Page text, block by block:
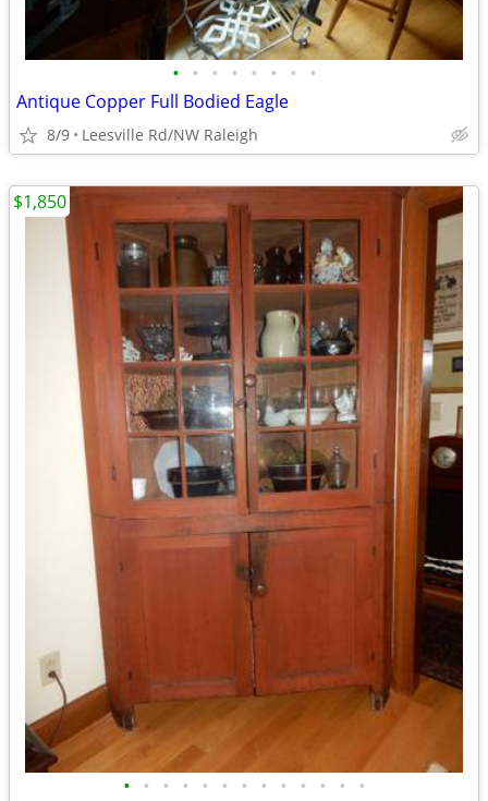
• • • • • • • •
Antique Copper Full Bodied Eagle
8/9 Leesville Rd/NW Raleigh
• • • • • • • • • • • • •
$1,850